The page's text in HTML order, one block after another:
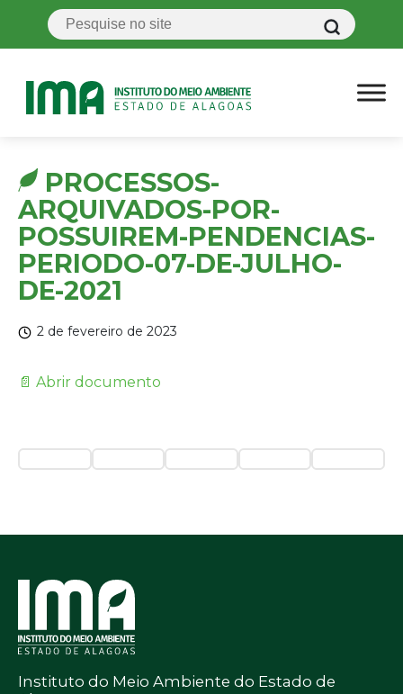
PROCESSOS-
ARQUIVADOS-POR-
POSSUIREM-PENDENCIAS-
PERIODO-07-DE-JULHO-
DE-2021
2 de fevereiro de 2023
📄 Abrir documento
Instituto do Meio Ambiente do Estado de